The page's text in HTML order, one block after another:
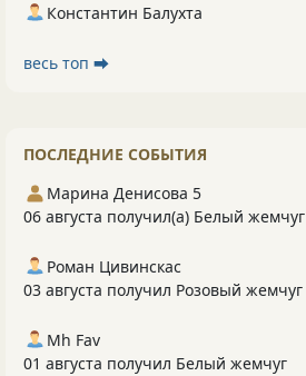
Константин Балухта
весь топ ⮕
ПОСЛЕДНИЕ СОБЫТИЯ
Марина Денисова 5
06 августа получил(а) Белый жемчуг
Роман Цивинскас
03 августа получил Розовый жемчуг
Mh Fav
01 августа получил Белый жемчуг